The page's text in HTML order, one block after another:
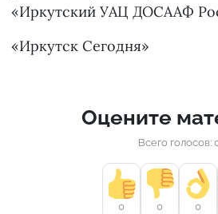
«Иркутский УАЦ ДОСААФ
«Иркутск Сегодня»
Оцените
Всего голосов:
0 0 0